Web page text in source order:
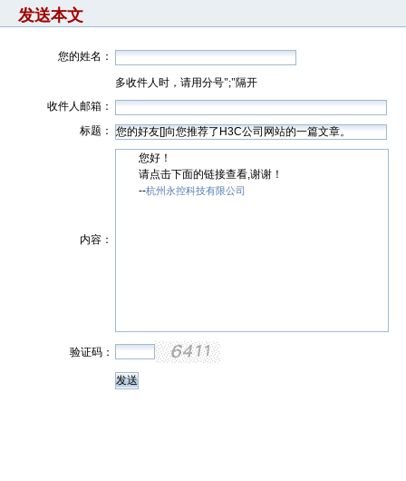
发送本文
您的姓名：
多收件人时，请用分号";"隔开
收件人邮箱：
标题：
内容：
您好！
请点击下面的链接查看,谢谢！
--杭州永控科技有限公司
验证码：